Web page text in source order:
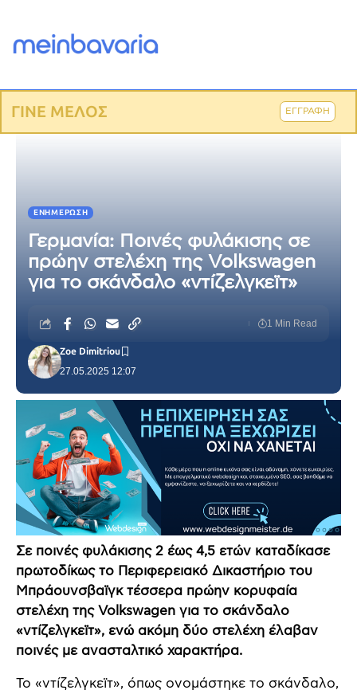
ΓΙΝΕ ΜΕΛΟΣ ΕΓΓΡΑΦΗ
ΕΝΗΜΈΡΩΣΗ
Γερμανία: Ποινές φυλάκισης σε
πρώην στελέχη της Volkswagen
για το σκάνδαλο «ντίζελγκεϊτ»
27.05.2025 12:07
Zoe Dimitriou
1 Min Read
Σε ποινές φυλάκισης 2 έως 4,5 ετών καταδίκασε
πρωτοδίκως το Περιφερειακό Δικαστήριο του
Μπράουνσβαϊγκ τέσσερα πρώην κορυφαία
στελέχη της Volkswagen για το σκάνδαλο
«ντίζελγκεϊτ», ενώ ακόμη δύο στελέχη έλαβαν
ποινές με ανασταλτικό χαρακτήρα.
Το «ντίζελγκεϊτ», όπως ονομάστηκε το σκάνδαλο,